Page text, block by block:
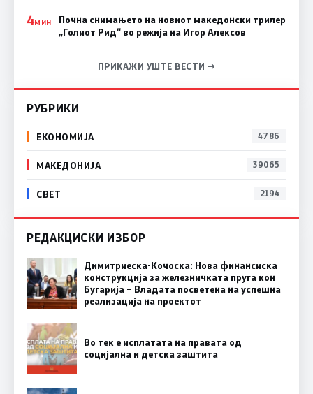
4МИН
Почна снимањето на новиот македонски трилер
„Голиот Рид“ во режија на Игор Алексов
ПРИКАЖИ УШТЕ ВЕСТИ →
РУБРИКИ
ЕКОНОМИЈА 4786
МАКЕДОНИЈА 39065
СВЕТ 2194
РЕДАКЦИСКИ ИЗБОР
Димитриеска-Кочоска: Нова финансиска
конструкција за железничката пруга кон
Бугарија – Владата посветена на успешна
реализација на проектот
Во тек е исплатата на правата од
социјална и детска заштита